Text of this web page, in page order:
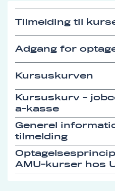
Tilmelding til
Adgang for
Kursuskurven
Kursuskurv -
a-kasse
Generel
tilmelding
AMU-kurser hos